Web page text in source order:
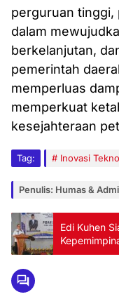
perguruan tinggi,
dalam
berkelanjutan,
pemerintah
memperluas
memperkuat
kesejahteraan
Tag: Inovasi
Penulis: Humas &
Edi Kuhen